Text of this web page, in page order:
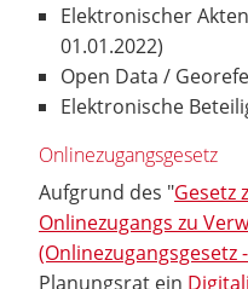
Elektronischer
01.01.2022)
Open Data /
Elektronische
Onlinezugangsgesetz
Aufgrund des "Gesetz
Onlinezugangs zu
(Onlinezugangsgesetz
Planungsrat ein